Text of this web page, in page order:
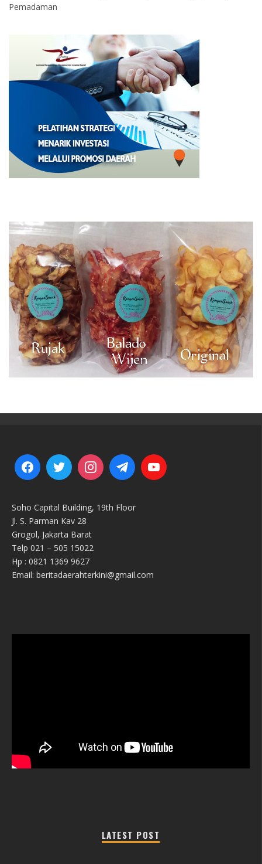
Pemadaman
Soho Capital Building, 19th Floor
Jl. S. Parman Kav 28
Grogol, Jakarta Barat
Telp 021 – 505 15022
Hp : 0821 1369 9627
Email: beritadaerahterkini@gmail.com
LATEST POST